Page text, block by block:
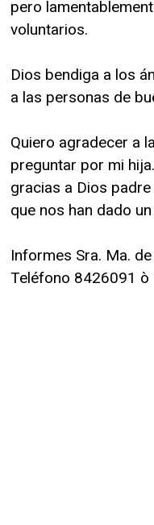
pero
voluntarios.
Dios bendiga a los
a las personas de
Quiero agradecer a
preguntar por mi
gracias a Dios
que nos han dado
Informes Sra. Ma.
Teléfono 8426091 ò